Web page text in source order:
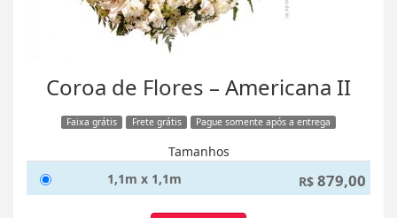
Coroa de Flores – Americana II
Faixa grátis Frete grátis Pague somente após a entrega
Tamanhos
1,1m x 1,1m
R$ 879,00